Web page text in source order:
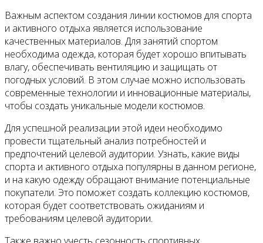
Важным аспектом создания линии костюмов для спорта
и активного отдыха является использование
качественных материалов. Для занятий спортом
необходима одежда, которая будет хорошо впитывать
влагу, обеспечивать вентиляцию и защищать от
погодных условий. В этом случае можно использовать
современные технологии и инновационные материалы,
чтобы создать уникальные модели костюмов.
Для успешной реализации этой идеи необходимо
провести тщательный анализ потребностей и
предпочтений целевой аудитории. Узнать, какие виды
спорта и активного отдыха популярны в данном регионе,
и на какую одежду обращают внимание потенциальные
покупатели. Это поможет создать коллекцию костюмов,
которая будет соответствовать ожиданиям и
требованиям целевой аудитории.